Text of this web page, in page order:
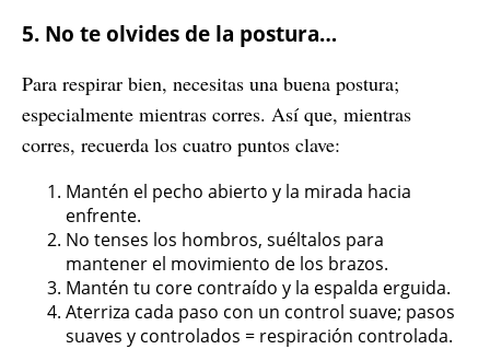
5. No te olvides de la postura…
Para respirar bien, necesitas una buena postura;
especialmente mientras corres. Así que, mientras
corres, recuerda los cuatro puntos clave:
Mantén el pecho abierto y la mirada hacia
enfrente.
No tenses los hombros, suéltalos para
mantener el movimiento de los brazos.
Mantén tu core contraído y la espalda erguida.
Aterriza cada paso con un control suave; pasos
suaves y controlados = respiración controlada.